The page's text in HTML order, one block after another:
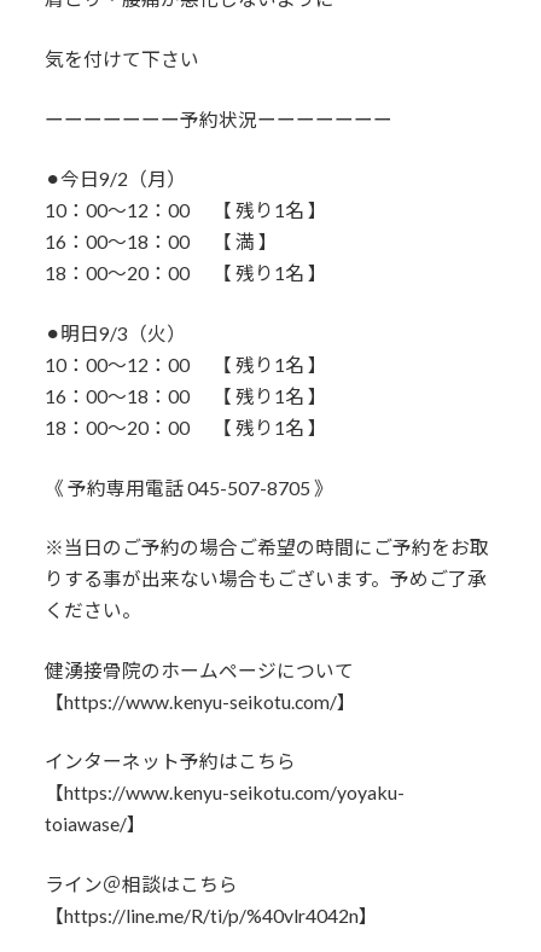
気を付けて下さい
ーーーーーーー予約状況ーーーーーーー
⚫︎今日9/2（月）
10：00〜12：00 【 残り1名 】
16：00～18：00 【 満 】
18：00～20：00 【 残り1名 】
⚫︎明日9/3（火）
10：00〜12：00 【 残り1名 】
16：00～18：00 【 残り1名 】
18：00～20：00 【 残り1名 】
《 予約専用電話 045-507-8705 》
※当日のご予約の場合ご希望の時間にご予約をお取
りする事が出来ない場合もございます。予めご了承
ください。
健湧接骨院のホームページについて
【https://www.kenyu-seikotu.com/】
インターネット予約はこちら
【https://www.kenyu-seikotu.com/yoyaku-
toiawase/】
ライン＠相談はこちら
【https://line.me/R/ti/p/%40vlr4042n】